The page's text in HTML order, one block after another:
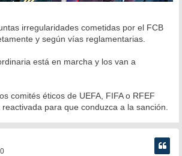
irregularidades cometidas por el FCB
y según vías reglamentarias.
está en marcha y los van a
comités éticos de UEFA, FIFA o RFEF
para que conduzca a la sanción.